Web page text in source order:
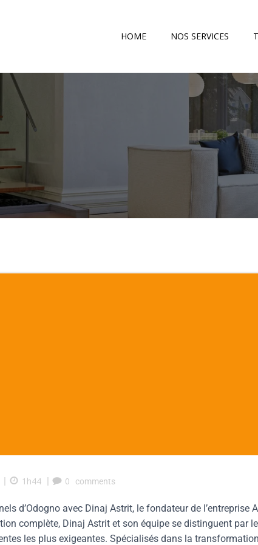
HOME NOS SERVICES
| 1h44 | 0 comments
d’Odogno avec Dinaj Astrit, le fondateur de l’entreprise
complète, Dinaj Astrit et son équipe se distinguent par
les plus exigeantes. Spécialisés dans la